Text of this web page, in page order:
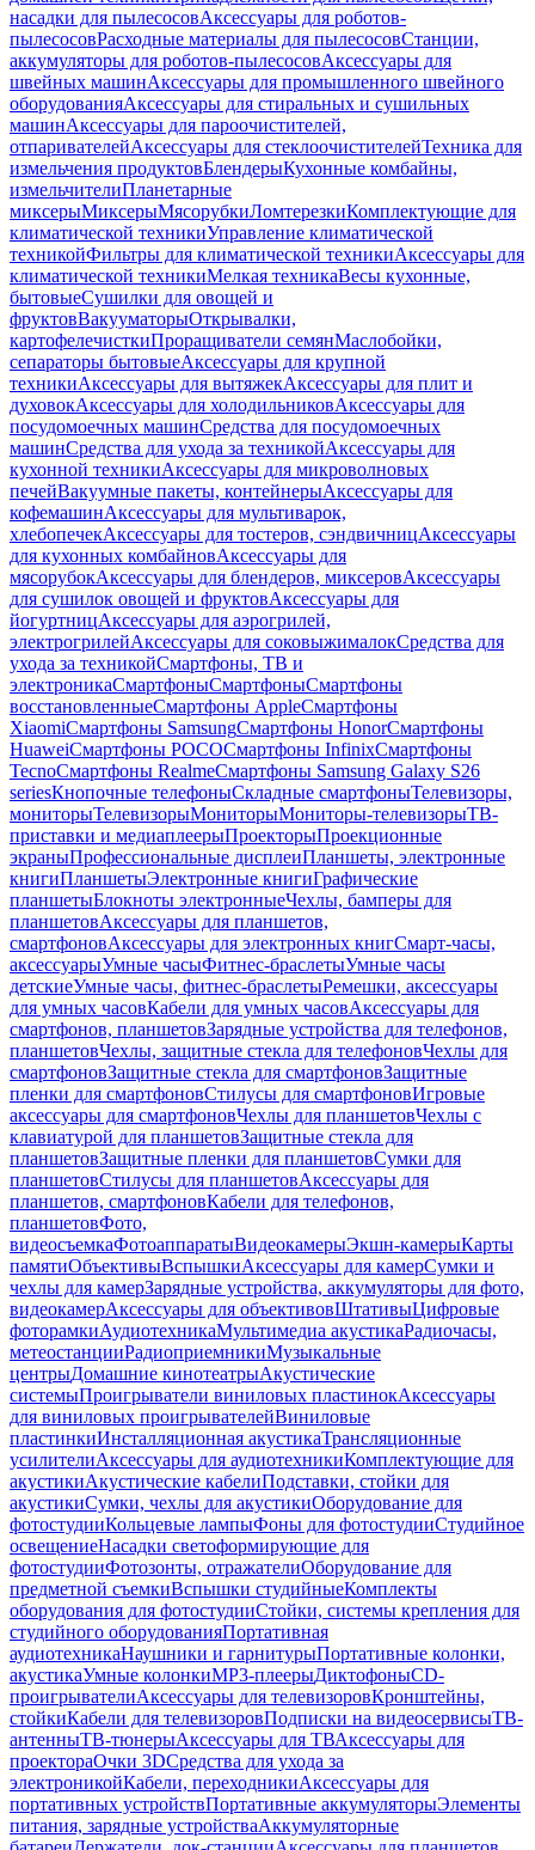
насадки для пылесосовАксессуары для роботов-
пылесосовРасходные материалы для пылесосовСтанции,
аккумуляторы для роботов-пылесосовАксессуары для
швейных машинАксессуары для промышленного швейного
оборудованияАксессуары для стиральных и сушильных
машинАксессуары для пароочистителей,
отпаривателейАксессуары для стеклоочистителейТехника для
измельчения продуктовБлендерыКухонные комбайны,
измельчителиПланетарные
миксерыМиксерыМясорубкиЛомтерезкиКомплектующие для
климатической техникиУправление климатической
техникойФильтры для климатической техникиАксессуары для
климатической техникиМелкая техникаВесы кухонные,
бытовыеСушилки для овощей и
фруктовВакууматорыОткрывалки,
картофелечисткиПроращиватели семянМаслобойки,
сепараторы бытовыеАксессуары для крупной
техникиАксессуары для вытяжекАксессуары для плит и
духовокАксессуары для холодильниковАксессуары для
посудомоечных машинСредства для посудомоечных
машинСредства для ухода за техникойАксессуары для
кухонной техникиАксессуары для микроволновых
печейВакуумные пакеты, контейнерыАксессуары для
кофемашинАксессуары для мультиварок,
хлебопечекАксессуары для тостеров, сэндвичницАксессуары
для кухонных комбайновАксессуары для
мясорубокАксессуары для блендеров, миксеровАксессуары
для сушилок овощей и фруктовАксессуары для
йогуртницАксессуары для аэрогрилей,
электрогрилейАксессуары для соковыжималокСредства для
ухода за техникойСмартфоны, ТВ и
электроникаСмартфоныСмартфоныСмартфоны
восстановленныеСмартфоны AppleСмартфоны
XiaomiСмартфоны SamsungСмартфоны HonorСмартфоны
HuaweiСмартфоны POCOСмартфоны InfinixСмартфоны
TecnoСмартфоны RealmeСмартфоны Samsung Galaxy S26
seriesКнопочные телефоныСкладные смартфоныТелевизоры,
мониторыТелевизорыМониторыМониторы-телевизорыТВ-
приставки и медиаплеерыПроекторыПроекционные
экраныПрофессиональные дисплеиПланшеты, электронные
книгиПланшетыЭлектронные книгиГрафические
планшетыБлокноты электронныеЧехлы, бамперы для
планшетовАксессуары для планшетов,
смартфоновАксессуары для электронных книгСмарт-часы,
аксессуарыУмные часыФитнес-браслетыУмные часы
детскиеУмные часы, фитнес-браслетыРемешки, аксессуары
для умных часовКабели для умных часовАксессуары для
смартфонов, планшетовЗарядные устройства для телефонов,
планшетовЧехлы, защитные стекла для телефоновЧехлы для
смартфоновЗащитные стекла для смартфоновЗащитные
пленки для смартфоновСтилусы для смартфоновИгровые
аксессуары для смартфоновЧехлы для планшетовЧехлы с
клавиатурой для планшетовЗащитные стекла для
планшетовЗащитные пленки для планшетовСумки для
планшетовСтилусы для планшетовАксессуары для
планшетов, смартфоновКабели для телефонов,
планшетовФото,
видеосъемкаФотоаппаратыВидеокамерыЭкшн-камерыКарты
памятиОбъективыВспышкиАксессуары для камерСумки и
чехлы для камерЗарядные устройства, аккумуляторы для фото,
видеокамерАксессуары для объективовШтативыЦифровые
фоторамкиАудиотехникаМультимедиа акустикаРадиочасы,
метеостанцииРадиоприемникиМузыкальные
центрыДомашние кинотеатрыАкустические
системыПроигрыватели виниловых пластинокАксессуары
для виниловых проигрывателейВиниловые
пластинкиИнсталляционная акустикаТрансляционные
усилителиАксессуары для аудиотехникиКомплектующие для
акустикиАкустические кабелиПодставки, стойки для
акустикиСумки, чехлы для акустикиОборудование для
фотостудииКольцевые лампыФоны для фотостудииСтудийное
освещениеНасадки светоформирующие для
фотостудииФотозонты, отражателиОборудование для
предметной съемкиВспышки студийныеКомплекты
оборудования для фотостудииСтойки, системы крепления для
студийного оборудованияПортативная
аудиотехникаНаушники и гарнитурыПортативные колонки,
акустикаУмные колонкиMP3-плеерыДиктофоныCD-
проигрывателиАксессуары для телевизоровКронштейны,
стойкиКабели для телевизоровПодписки на видеосервисыТВ-
антенныТВ-тюнерыАксессуары для ТВАксессуары для
проектораОчки 3DСредства для ухода за
электроникойКабели, переходникиАксессуары для
портативных устройствПортативные аккумуляторыЭлементы
питания, зарядные устройстваАккумуляторные